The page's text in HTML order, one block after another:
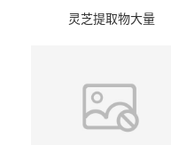
灵芝提取物大量